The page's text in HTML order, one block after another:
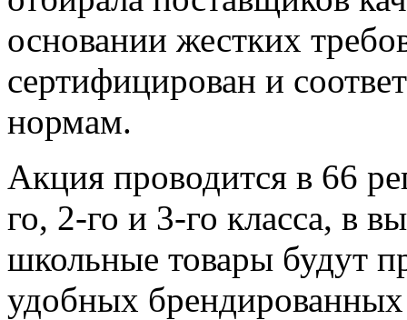
основании жестких
сертифицирован и
нормам.
Акция проводится в 66
го, 2-го и 3-го класса, в
школьные товары будут
удобных брендированных